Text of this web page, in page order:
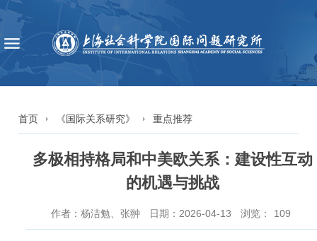
首页 《国际关系研究》 重点推荐
多极相持格局和中美欧关系：建设性互动
的机遇与挑战
作者：杨洁勉、张翀 日期：2026-04-13 浏览： 109